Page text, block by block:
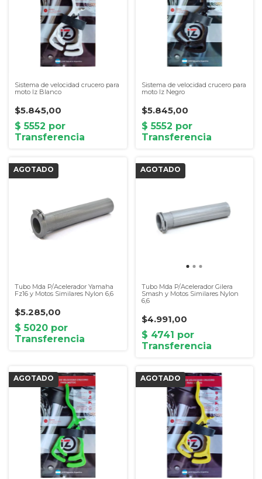
Sistema de velocidad crucero para
moto Iz Blanco
$5.845,00
Sistema de velocidad crucero para
moto Iz Negro
$5.845,00
Tubo Mda P/Acelerador Yamaha
Fz16 y Motos Similares Nylon 6,6
$5.285,00
Tubo Mda P/Acelerador Gilera
Smash y Motos Similares Nylon
6,6
$4.991,00